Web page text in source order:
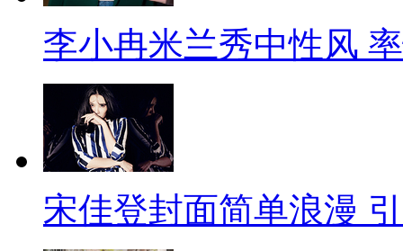
李小冉米兰秀中性风
宋佳登封面简单浪漫